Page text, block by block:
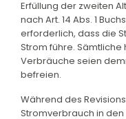
Erfüllung der zweiten
nach Art. 14 Abs. 1
erforderlich, dass die
Strom führe.
Verbräuche seien
befreien.
Während des
Stromverbrauch in den